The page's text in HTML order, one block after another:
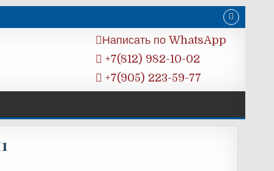
Написать по WhatsApp
+7(812) 982-10-02
+7(905) 223-59-77